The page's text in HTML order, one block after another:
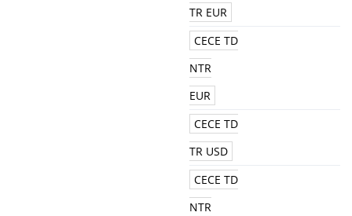
TR EUR
CECE TD
NTR
EUR
CECE TD
TR USD
CECE TD
NTR